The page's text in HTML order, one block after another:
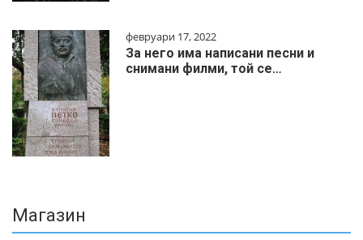
февруари 17, 2022
За него има написани песни и
снимани филми, той се…
Магазин